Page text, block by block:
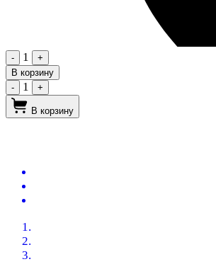
- 1
+
В корзину
-
1 +
В корзину